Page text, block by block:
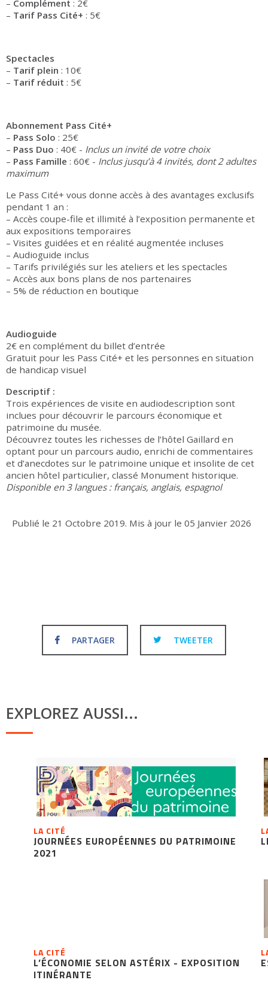
– Complément : 2€
– Tarif Pass Cité+ : 5€
Spectacles
– Tarif plein : 10€
– Tarif réduit : 5€
Abonnement Pass Cité+
– Pass Solo : 25€
– Pass Duo : 40€ - Inclus un invité de votre choix
– Pass Famille : 60€ - Inclus jusqu’à 4 invités, dont 2 adultes
maximum
Le Pass Cité+ vous donne accès à des avantages exclusifs
pendant 1 an :
– Accès coupe-file et illimité à l’exposition permanente et
aux expositions temporaires
– Visites guidées et en réalité augmentée incluses
– Audioguide inclus
– Tarifs privilégiés sur les ateliers et les spectacles
– Accès aux bons plans de nos partenaires
– 5% de réduction en boutique
Audioguide
2€ en complément du billet d’entrée
Gratuit pour les Pass Cité+ et les personnes en situation
de handicap visuel
Descriptif :
Trois expériences de visite en audiodescription sont
inclues pour découvrir le parcours économique et
patrimoine du musée.
Découvrez toutes les richesses de l’hôtel Gaillard en
optant pour un parcours audio, enrichi de commentaires
et d’anecdotes sur le patrimoine unique et insolite de cet
ancien hôtel particulier, classé Monument historique.
Disponible en 3 langues : français, anglais, espagnol
Publié le 21 Octobre 2019. Mis à jour le 05 Janvier 2026
PARTAGER TWEETER
EXPLOREZ AUSSI...
LA CITÉ
JOURNÉES EUROPÉENNES DU PATRIMOINE
2021
LA CITÉ
L’ÉCONOMIE SELON ASTÉRIX - EXPOSITION
ITINÉRANTE